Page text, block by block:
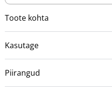
Toote kohta
Kasutage
Piirangud